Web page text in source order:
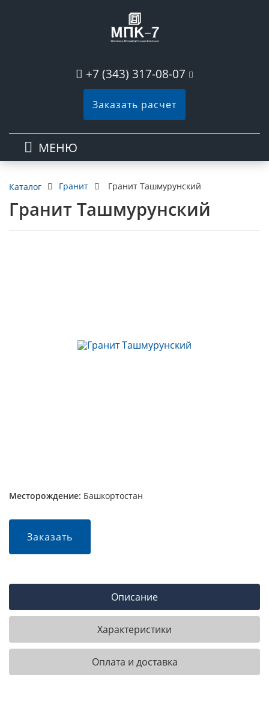
+7 (343) 317-08-07
Заказать расчет
МЕНЮ
Каталог Гранит Гранит Ташмурунский
Гранит Ташмурунский
Месторождение: Башкортостан
Заказать
Описание
Характеристики
Оплата и доставка